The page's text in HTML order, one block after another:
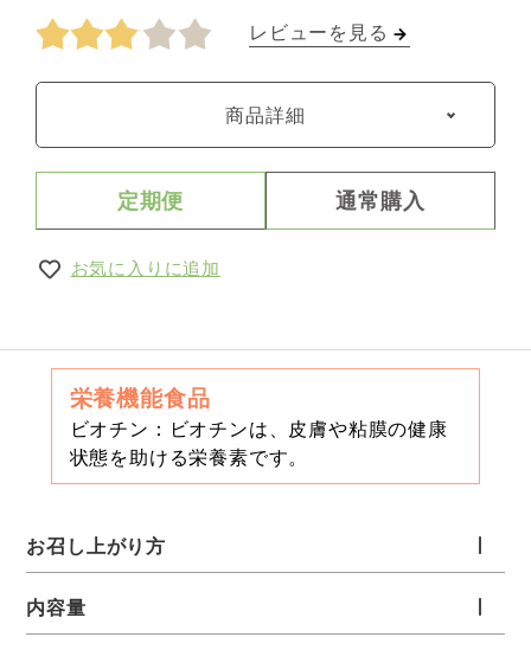
レビューを見る
商品詳細
定期便 通常購入
お気に入りに追加
栄養機能食品
ビオチン：ビオチンは、皮膚や粘膜の健康
状態を助ける栄養素です。
お召し上がり方
内容量